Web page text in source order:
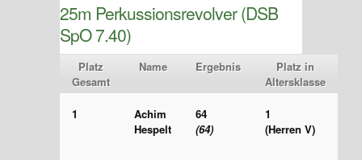
25m Perkussionsrevolver (DSB
SpO 7.40)
Platz
Gesamt
Name Ergebnis
Platz in
Altersklasse
1
Achim
Hespelt
64
(64)
1
(Herren V)